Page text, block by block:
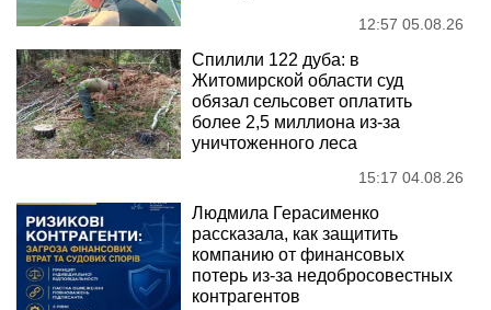
12:57 05.08.26
Спилили 122 дуба: в
Житомирской области суд
обязал сельсовет оплатить
более 2,5 миллиона из-за
уничтоженного леса
15:17 04.08.26
Людмила Герасименко
рассказала, как защитить
компанию от финансовых
потерь из-за недобросовестных
контрагентов